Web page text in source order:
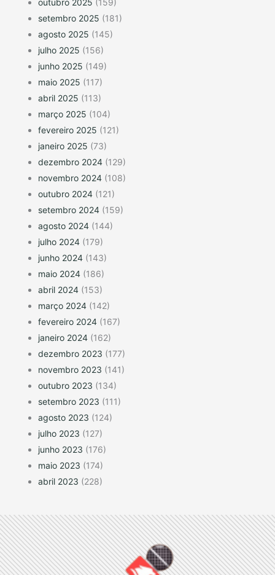
setembro 2025 (181)
agosto 2025 (145)
julho 2025 (156)
junho 2025 (149)
maio 2025 (117)
abril 2025 (113)
março 2025 (104)
fevereiro 2025 (121)
janeiro 2025 (73)
dezembro 2024 (129)
novembro 2024 (108)
outubro 2024 (121)
setembro 2024 (159)
agosto 2024 (144)
julho 2024 (179)
junho 2024 (143)
maio 2024 (186)
abril 2024 (153)
março 2024 (142)
fevereiro 2024 (167)
janeiro 2024 (162)
dezembro 2023 (177)
novembro 2023 (141)
outubro 2023 (134)
setembro 2023 (111)
agosto 2023 (124)
julho 2023 (127)
junho 2023 (176)
maio 2023 (174)
abril 2023 (228)